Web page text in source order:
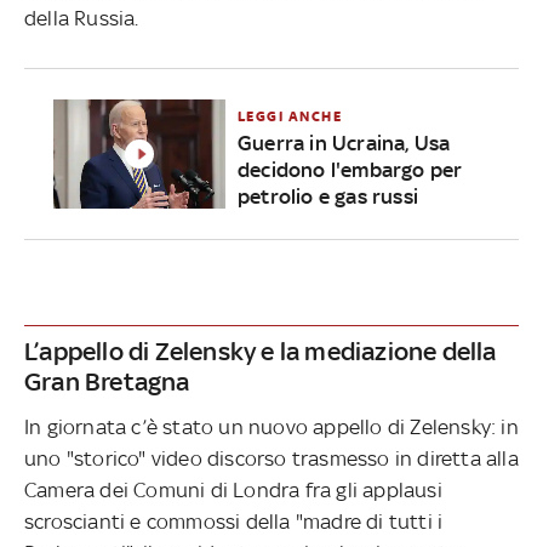
della Russia.
LEGGI ANCHE
Guerra in Ucraina, Usa
decidono l'embargo per
petrolio e gas russi
L’appello di Zelensky e la mediazione della
Gran Bretagna
In giornata c’è stato un nuovo appello di Zelensky: in
uno "storico" video discorso trasmesso in diretta alla
Camera dei Comuni di Londra fra gli applausi
scroscianti e commossi della "madre di tutti i